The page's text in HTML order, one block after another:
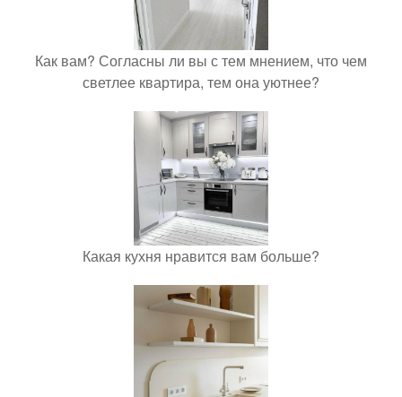
Как вам? Согласны ли вы с тем мнением, что чем
светлее квартира, тем она уютнее?
Какая кухня нравится вам больше?